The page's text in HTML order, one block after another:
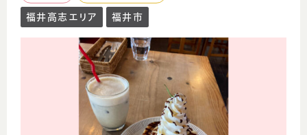
福井高志エリア
福井市